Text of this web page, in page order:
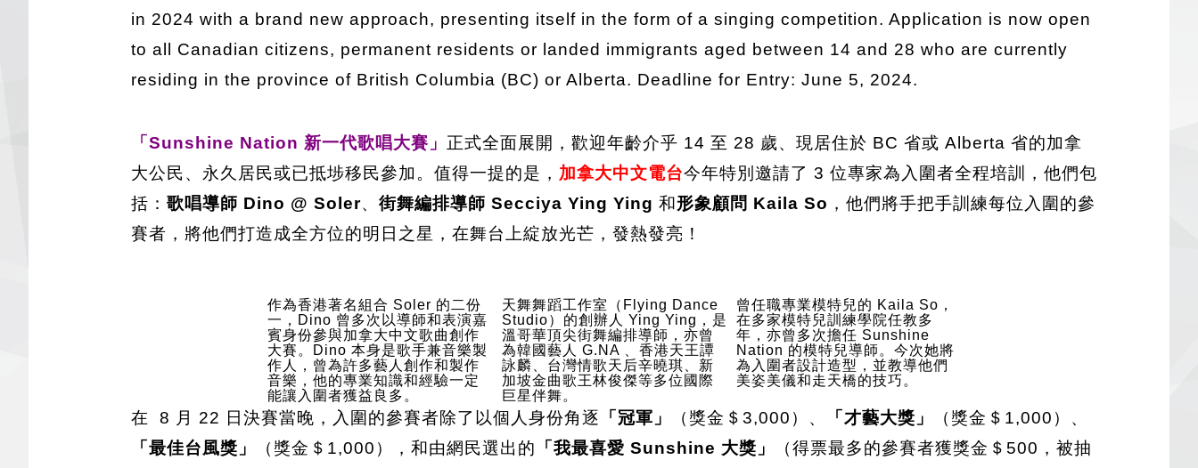
in 2024 with a brand new approach, presenting itself in the form of a singing competition. Application is now open
to all Canadian citizens, permanent residents or landed immigrants aged between 14 and 28 who are currently
residing in the province of British Columbia (BC) or Alberta. Deadline for Entry: June 5, 2024.
「Sunshine Nation 新一代歌唱大賽」 正式全面展開，歡迎年齡介乎 14 至 28 歲、現居住於 BC 省或 Alberta 省的加拿
大公民、永久居民或已抵埗移民參加。值得一提的是， 加拿大中文電台今年特別邀請了 3 位專家為入圍者全程培訓，他們包
括： 歌唱導師 Dino @ Soler、 街舞編排導師 Secciya Ying Ying 和形象顧問 Kaila So ，他們將手把手訓練每位入圍的參
賽者，將他們打造成全方位的明日之星，在舞台上綻放光芒，發熱發亮！
作為香港著名組合 Soler 的二份
一，Dino 曾多次以導師和表演嘉
賓身份參與加拿大中文歌曲創作
大賽。Dino 本身是歌手兼音樂製
作人，曾為許多藝人創作和製作
音樂，他的專業知識和經驗一定
能讓入圍者獲益良多。
天舞舞蹈工作室（Flying Dance
Studio）的創辦人 Ying Ying，是
溫哥華頂尖街舞編排導師，亦曾
為韓國藝人 G.NA 、香港天王譚
詠麟、台灣情歌天后辛曉琪、新
加坡金曲歌王林俊傑等多位國際
巨星伴舞。
曾任職專業模特兒的 Kaila So，
在多家模特兒訓練學院任教多
年，亦曾多次擔任 Sunshine
Nation 的模特兒導師。今次她將
為入圍者設計造型，並教導他們
美姿美儀和走天橋的技巧。
在 8 月 22 日決賽當晚，入圍的參賽者除了以個人身份角逐 「冠軍」 （獎金＄3,000）、 「才藝大獎」
（獎金＄1,000）、
「最佳台風獎」
（獎金＄1,000），和由網民選出的 「我最喜愛 Sunshine 大獎」
（得票最多的參賽者獲獎金＄500，被抽